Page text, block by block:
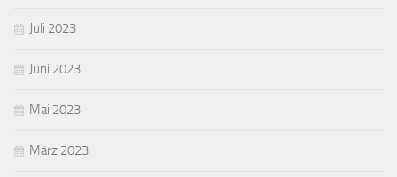
Juli 2023
Juni 2023
Mai 2023
März 2023